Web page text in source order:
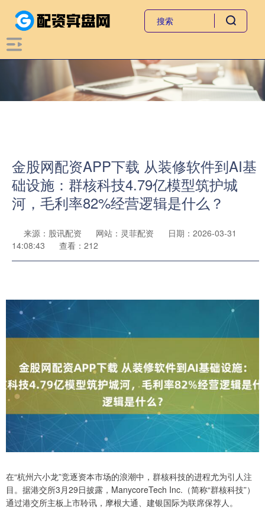
金股网配资APP下载 从装修软件到AI基
础设施：群核科技4.79亿模型筑护城
河，毛利率82%经营逻辑是什么？
来源：股讯配资 网站：灵菲配资
日期：2026-03-31
14:08:43
查看：212
在“杭州六小龙”竞逐资本市场的浪潮中，群核科技的进程尤为引人注
目。据港交所3月29日披露，ManycoreTech Inc.（简称“群核科技”）
通过港交所主板上市聆讯，摩根大通、建银国际为联席保荐人。